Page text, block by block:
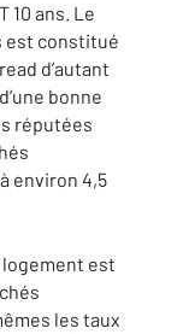
10 ans. Le
est constitué
d’autant
bonne
réputées
environ 4,5
logement est
les taux